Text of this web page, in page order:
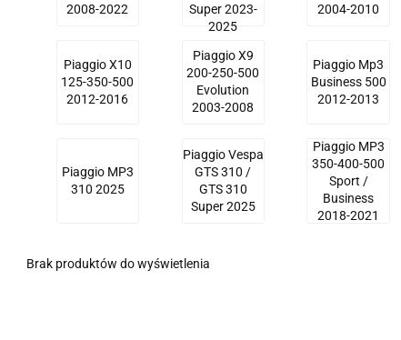
2008-2022
Super 2023-
2025
2004-2010
Piaggio X10
125-350-500
2012-2016
Piaggio X9
200-250-500
Evolution
2003-2008
Piaggio Mp3
Business 500
2012-2013
Piaggio MP3
310 2025
Piaggio Vespa
GTS 310 /
GTS 310
Super 2025
Piaggio MP3
350-400-500
Sport /
Business
2018-2021
Brak produktów do wyświetlenia